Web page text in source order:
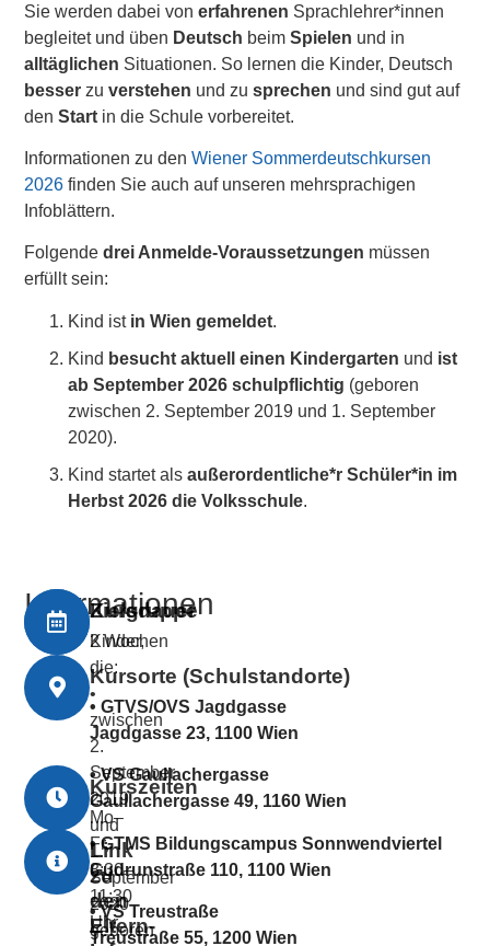
Sie werden dabei vonerfahrenen Sprachlehrer*innen
begleitet und üben Deutsch beimSpielen und in
alltäglichen Situationen. So lernen die Kinder, Deutsch
besser zuverstehen und zusprechen und sind gut auf
denStart in die Schule vorbereitet.
Informationen zu denWiener Sommerdeutschkursen
2026 finden Sie auch auf unseren mehrsprachigen
Infoblättern.
Folgendedrei Anmelde-Voraussetzungen müssen
erfüllt sein:
Kind ist in Wien gemeldet.
Kind besucht aktuell einen Kindergarten und ist
abSeptember 2026 schulpflichtig (geboren
zwischen 2. September 2019 und 1. September
2020).
Kind startet alsaußerordentliche*r Schüler*in im
Herbst 2026 die Volksschule.
Informationen
Link
zu
den
Eltern-
Zielgruppe
Kinder,
die:
•
zwischen
2.
September
2019
und
1.
September
2020
geboren
Kurszeiten
Mo–
Fr,
8:30–
11:30
Uhr
Kursdauer
2 Wochen
Kursorte (Schulstandorte)
•GTVS/OVS Jagdgasse
Jagdgasse 23, 1100 Wien
•VS Gaullachergasse
Gaullachergasse 49, 1160 Wien
•GTMS Bildungscampus Sonnwendviertel
Gudrunstraße 110, 1100 Wien
•VS Treustraße
Treustraße 55, 1200 Wien